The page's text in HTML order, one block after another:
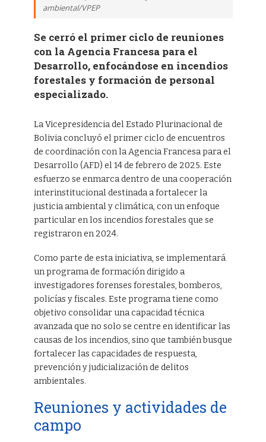
ambiental/VPEP
Se cerró el primer ciclo de reuniones
con la Agencia Francesa para el
Desarrollo, enfocándose en incendios
forestales y formación de personal
especializado.
La Vicepresidencia del Estado Plurinacional de
Bolivia concluyó el primer ciclo de encuentros
de coordinación con la Agencia Francesa para el
Desarrollo (AFD) el 14 de febrero de 2025. Este
esfuerzo se enmarca dentro de una cooperación
interinstitucional destinada a fortalecer la
justicia ambiental y climática, con un enfoque
particular en los incendios forestales que se
registraron en 2024.
Como parte de esta iniciativa, se implementará
un programa de formación dirigido a
investigadores forenses forestales, bomberos,
policías y fiscales. Este programa tiene como
objetivo consolidar una capacidad técnica
avanzada que no solo se centre en identificar las
causas de los incendios, sino que también busque
fortalecer las capacidades de respuesta,
prevención y judicialización de delitos
ambientales.
Reuniones y actividades de
campo